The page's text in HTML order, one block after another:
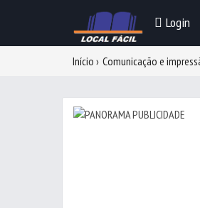
Login
Início Comunicação e